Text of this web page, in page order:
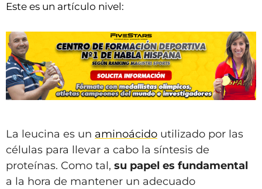
Este es un artículo nivel:
La leucina es un aminoácido utilizado por las
células para llevar a cabo la síntesis de
proteínas. Como tal, su papel es fundamental
a la hora de mantener un adecuado